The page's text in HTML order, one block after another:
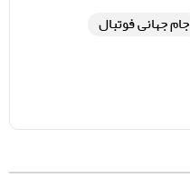
جام جهانی فوتبال